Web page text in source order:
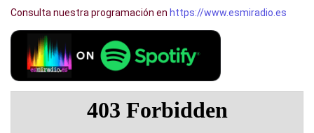
Consulta nuestra programación en https://www.esmiradio.es